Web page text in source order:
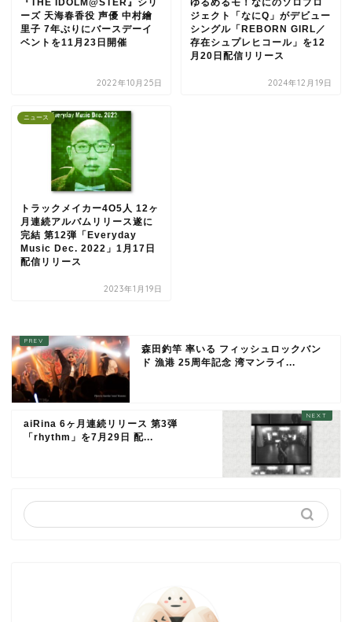
『THE IDOLM@STER』シリ
ーズ 天海春香役 声優 中村繪
里子 7年ぶりにバースデーイ
ベントを11月23日開催
2022年10月25日
ゆるめるモ！なにのソロプロ
ジェクト「なにQ」がデビュー
シングル「REBORN GIRL／
存在シュプレヒコール」を12
月20日配信リリース
2024年12月19日
ニュース
トラックメイカー4O5人 12ヶ
月連続アルバムリリース遂に
完結 第12弾「Everyday
Music Dec. 2022」1月17日
配信リリース
2023年1月19日
森田釣竿 率いる フィッシュロックバン
ド 漁港 25周年記念 湾マンライ...
aiRina 6ヶ月連続リリース 第3弾
「rhythm」を7月29日 配...